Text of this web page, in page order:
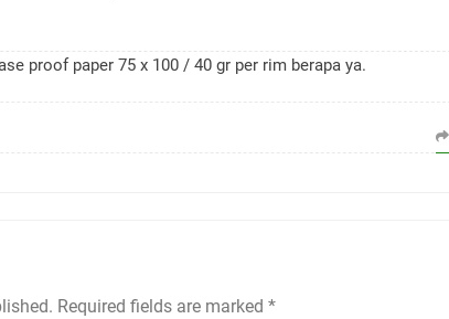
proof paper 75 x 100 / 40 gr per rim berapa ya.
Required fields are marked *